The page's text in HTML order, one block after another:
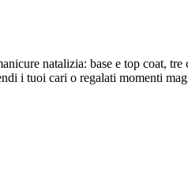
natalizia: base e top coat,
i tuoi cari o regalati momenti